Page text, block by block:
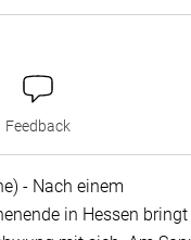
Feedback
- Nach einem
in Hessen